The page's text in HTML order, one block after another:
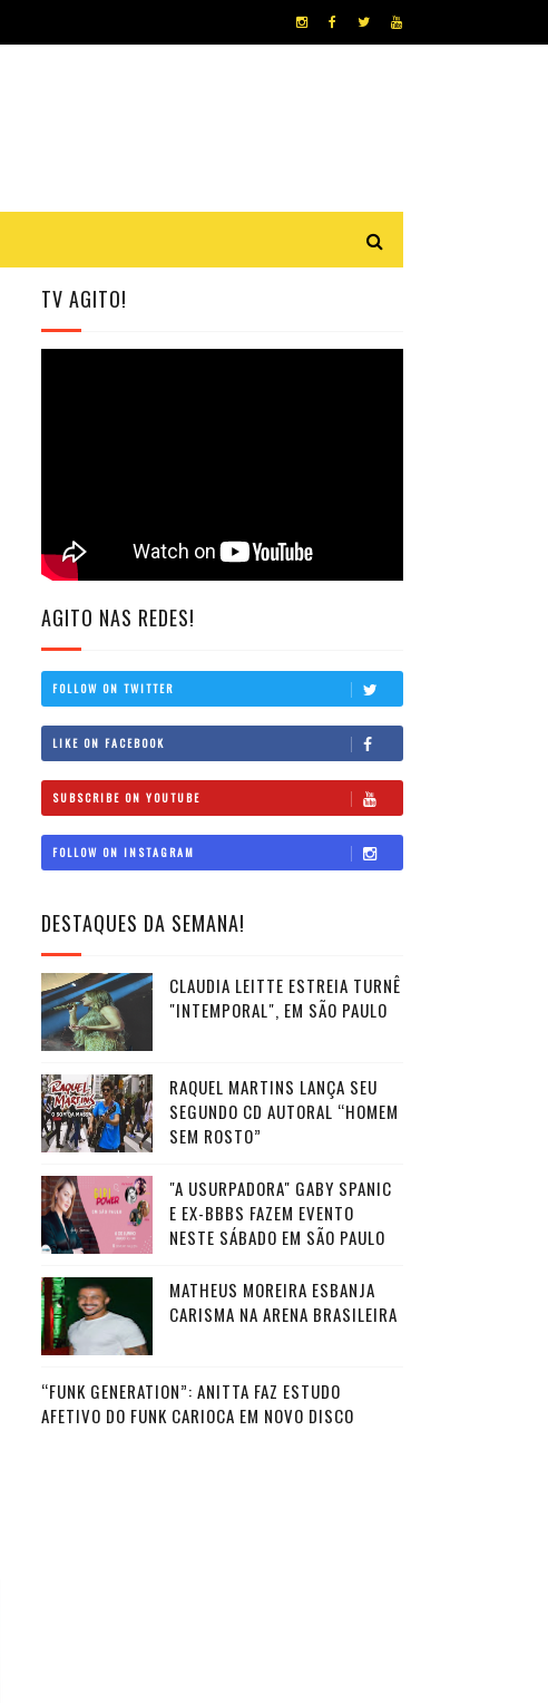
TV AGITO!
AGITO NAS REDES!
FOLLOW ON TWITTER
LIKE ON FACEBOOK
SUBSCRIBE ON YOUTUBE
FOLLOW ON INSTAGRAM
DESTAQUES DA SEMANA!
CLAUDIA LEITTE ESTREIA TURNÊ
"INTEMPORAL", EM SÃO PAULO
RAQUEL MARTINS LANÇA SEU
SEGUNDO CD AUTORAL “HOMEM
SEM ROSTO”
"A USURPADORA" GABY SPANIC
E EX-BBBS FAZEM EVENTO
NESTE SÁBADO EM SÃO PAULO
MATHEUS MOREIRA ESBANJA
CARISMA NA ARENA BRASILEIRA
“FUNK GENERATION”: ANITTA FAZ ESTUDO
AFETIVO DO FUNK CARIOCA EM NOVO DISCO